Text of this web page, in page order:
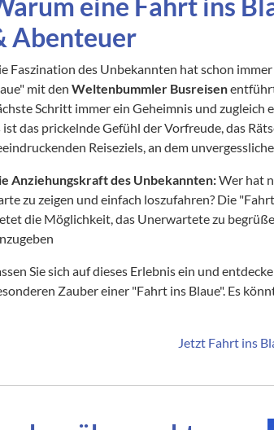
Abenteuer
Faszination des Unbekannten hat schon
mit denWeltenbummler Busreisen
Schritt immer ein Geheimnis und zugleich
ist das prickelnde Gefühl der Vorfreude, das
Reiseziels, an dem
Anziehungskraft des Unbekannten:Wer hat
zu zeigen und einfach loszufahren? Die
die Möglichkeit, das Unerwartete zu
Sie sich auf dieses Erlebnis ein und
Zauber einer "Fahrt ins Blaue". Es
Jetzt Fahrt ins